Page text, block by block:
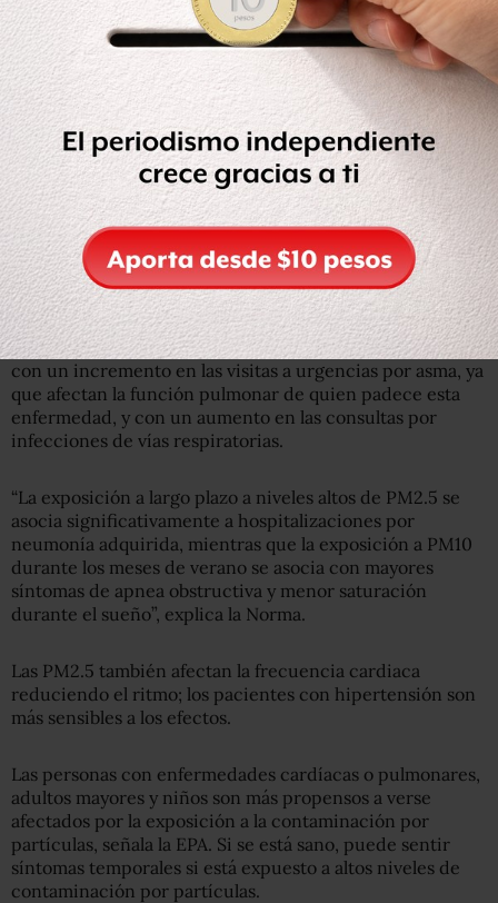
región extratorácica del tracto respiratorio: nariz, boca,
naso, oro y laringofarínge, señala la NOM.
Contienen principalmente materiales de la corteza
terrestre pero también pueden contener material
biológico como polen, esporas, virus o bacterias o
provenir de la combustión incompleta de combustibles
fósiles.
Las PM2.5 se depositan en la región traqueobronquial:
tráquea hasta bronquiolo terminal, aunque pueden
ingresar a los alvéolos.
La concentración de ambas partículas está relacionado
con un incremento en las visitas a urgencias por asma, ya
que afectan la función pulmonar de quien padece esta
enfermedad, y con un aumento en las consultas por
infecciones de vías respiratorias.
“La exposición a largo plazo a niveles altos de PM2.5 se
asocia significativamente a hospitalizaciones por
neumonía adquirida, mientras que la exposición a PM10
durante los meses de verano se asocia con mayores
síntomas de apnea obstructiva y menor saturación
durante el sueño”, explica la Norma.
Las PM2.5 también afectan la frecuencia cardiaca
reduciendo el ritmo; los pacientes con hipertensión son
más sensibles a los efectos.
Las personas con enfermedades cardíacas o pulmonares,
adultos mayores y niños son más propensos a verse
afectados por la exposición a la contaminación por
partículas, señala la EPA. Si se está sano, puede sentir
síntomas temporales si está expuesto a altos niveles de
contaminación por partículas.